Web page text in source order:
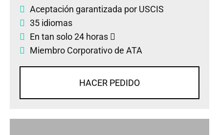
Aceptación garantizada por USCIS
35 idiomas
En tan solo 24 horas
Miembro Corporativo de ATA
HACER PEDIDO